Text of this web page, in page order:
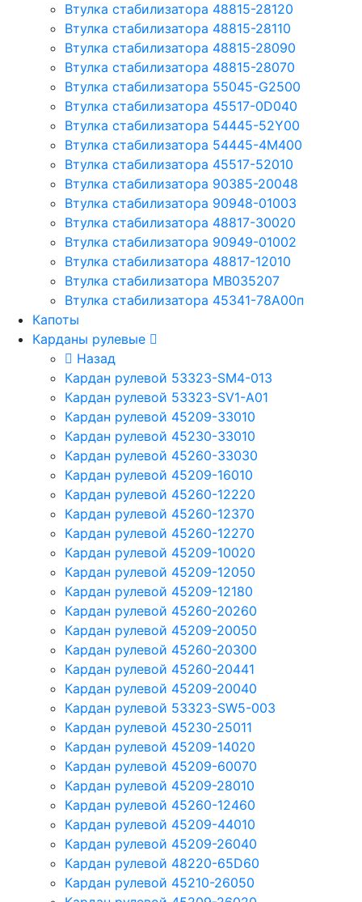
Втулка стабилизатора 48815-28120
Втулка стабилизатора 48815-28110
Втулка стабилизатора 48815-28090
Втулка стабилизатора 48815-28070
Втулка стабилизатора 55045-G2500
Втулка стабилизатора 45517-0D040
Втулка стабилизатора 54445-52Y00
Втулка стабилизатора 54445-4M400
Втулка стабилизатора 45517-52010
Втулка стабилизатора 90385-20048
Втулка стабилизатора 90948-01003
Втулка стабилизатора 48817-30020
Втулка стабилизатора 90949-01002
Втулка стабилизатора 48817-12010
Втулка стабилизатора MB035207
Втулка стабилизатора 45341-78A00п
Капоты
Карданы рулевые
Назад
Кардан рулевой 53323-SM4-013
Кардан рулевой 53323-SV1-A01
Кардан рулевой 45209-33010
Кардан рулевой 45230-33010
Кардан рулевой 45260-33030
Кардан рулевой 45209-16010
Кардан рулевой 45260-12220
Кардан рулевой 45260-12370
Кардан рулевой 45260-12270
Кардан рулевой 45209-10020
Кардан рулевой 45209-12050
Кардан рулевой 45209-12180
Кардан рулевой 45260-20260
Кардан рулевой 45209-20050
Кардан рулевой 45260-20300
Кардан рулевой 45260-20441
Кардан рулевой 45209-20040
Кардан рулевой 53323-SW5-003
Кардан рулевой 45230-25011
Кардан рулевой 45209-14020
Кардан рулевой 45209-60070
Кардан рулевой 45209-28010
Кардан рулевой 45260-12460
Кардан рулевой 45209-44010
Кардан рулевой 45209-26040
Кардан рулевой 48220-65D60
Кардан рулевой 45210-26050